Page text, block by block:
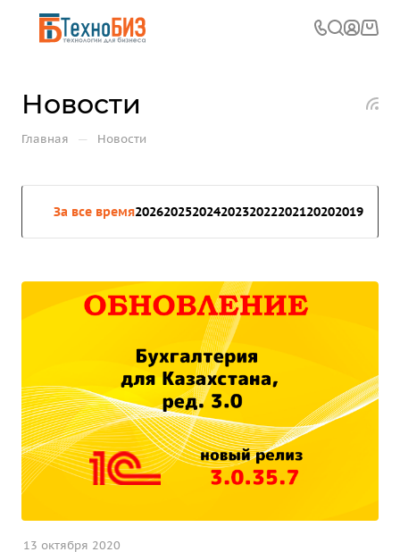
Новости
Главная — Новости
За все время20262025202420232022202120202019
13 октября 2020